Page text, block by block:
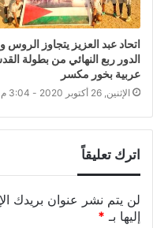
اتحاد عبد العزيز يتجاوز الروس
الدور ربع النهائي من بطولة
عربية بخور مكسر
الإثنين, 26 أكتوبر 2020 - 3:04 م
اترك تعليقاً
لن يتم نشر عنوان بريدك
إليها بـ *